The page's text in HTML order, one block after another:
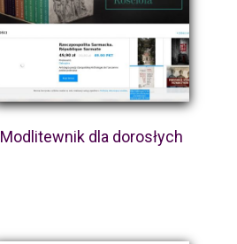
Modlitewnik dla dorosłych